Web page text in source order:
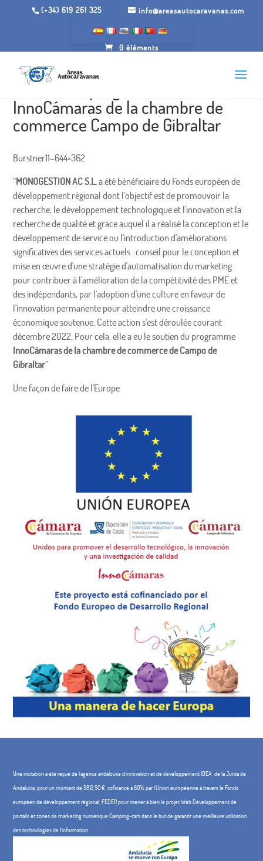
(+34) 619 261 325 info@areasautocaravanas.com
0 éléments
Soutien du programme
InnoCámaras de la chambre de
commerce Campo de Gibraltar
Burstner11–644×362
“MONOGESTION AC S.L.a été bénéficiaire du Fonds européen de
développement régional dont l'objectif est de promouvoir la
recherche, le développement technologique et l'innovation et la
recherche de qualité et grâce auquel il a réalisé la conception et le
développement de service ou l'introduction d'améliorations
significatives des services actuels : conseil pour le conception et
mise en œuvre d'une stratégie d'automatisation du marketing
pour contribuer à l'amélioration de la compétitivité des PME et
des indépendants, par l'adoption d'une culture en faveur de
l'innovation permanente pour atteindre une croissance
économique soutenue. Cette action s'est déroulée courant
décembre 2022. Pour cela, elle a eu le soutien du programme
InnoCámaras de la chambre de commerce de Campo de
Gibraltar”
Une façon de faire de l'Europe
Une incitation a été reçue de l'agence andalouse d'innovation et de développement IDEA, de la Junta de
Andalucía, pour un montant de 5812,50 €, cofinancé à 80% par l'Union européenne à travers le Fonds
européen de développement régional, FEDER pour mener à bien le projet Web Développement de
portails et zones de marketing numérique Camping-cars dans le but de garantir une meilleure utilisation
des technologies de l'information